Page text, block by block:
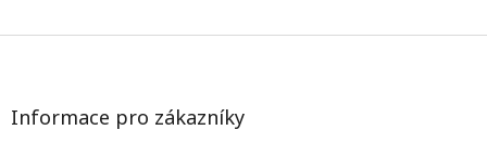
Z
Informace pro zákazníky